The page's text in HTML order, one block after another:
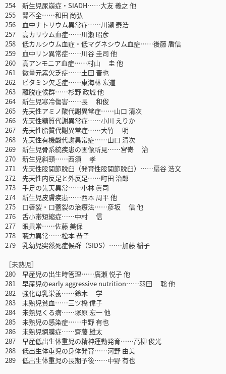
254 新生児尿崩症・SIADH……大友 義之 他
255 腎不全……和田 尚弘
256 血中ナトリウム異常症……川瀬 泰浩
257 高カリウム血症……川瀬 昭彦
258 低カルシウム血症・低マグネシウム血症……後藤 盾信
259 血中リン異常症……川谷 圭司 他
260 高アンモニア血症……村山 圭 他
261 微量元素欠乏症……土田 晋也
262 ビタミン欠乏症……東海林 宏道
263 離脱症候群……杉野 政城 他
264 新生児寒冷傷害……長 和俊
265 先天性アミノ酸代謝異常症……山口 清次
266 先天性糖質代謝異常症……小川 えりか
267 先天性脂質代謝異常症……大竹 明
268 先天性有機酸代謝異常症……山口 清次
269 新生児骨系統疾患の画像所見……宮嵜 治
270 新生児斜頸……西須 孝
271 先天性股関節脱臼（発育性股関節脱臼）……扇谷 浩文
272 先天性内反足と外反足……町田 治郎
273 手足の先天異常……小林 眞司
274 新生児皮膚疾患……西本 周平 他
275 口唇裂・口蓋裂の治療法……彦坂 信 他
276 舌小帯短縮症……中村 信
277 眼異常……佐藤 美保
278 聴力異常……松本 恭子
279 乳幼児突然死症候群（SIDS）……加藤 稲子
［未熟児］
280 早産児の出生時管理……廣瀬 悦子 他
281 早産児のearly aggressive nutrition……羽田 聡 他
282 強化母乳栄養……鈴木 学
283 未熟児貧血……三ツ橋 偉子
284 未熟児くる病……塚原 宏一 他
285 未熟児の感染症……中野 有也
286 未熟児網膜症……齋藤 雄太
287 早産低出生体重児の精神運動発育……高柳 俊光
288 低出生体重児の身体発育……河野 由美
289 低出生体重児の長期予後……中野 有也